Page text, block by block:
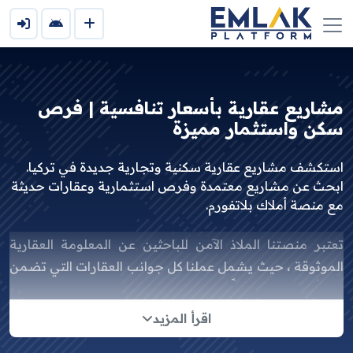
مشاريع عقارية بأسعار تنافسية | فرص
سكن واستثمار مميزة
استكشف مشاريع عقارية سكنية وتجارية جديدة في تركيا.
ابحث عن مشاريع معتمدة وفرص استثمارية وعقارات حديثة
مع منصة أملاك بلاتفورم.
تعتبر منصتنا الملاذ الآمن للباحثين عن المعلومة العقارية
الموثوقة ، حيث يشمل عملنا كل جوانب العقارات التي تضمن
بنجاح وتحصيل العمولات بشكل مضمون ، مما يوفر لكم
الثقة والاطمئنان في كل خطوة تقومون بها في عالم العقارات.
اقرأ المزيد